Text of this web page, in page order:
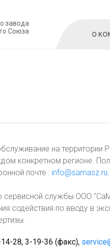
завода
Союза
О
на
конкретном регионе.
почте : info@samasz.ru.
сервисной службы ООО
содействия по вводу в
28, 3-19-36 (факс),